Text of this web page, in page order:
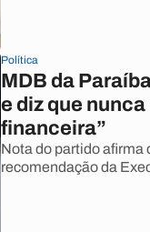
Política
MDB da
e diz que
financeira”
Nota do partido afirma
recomendação da